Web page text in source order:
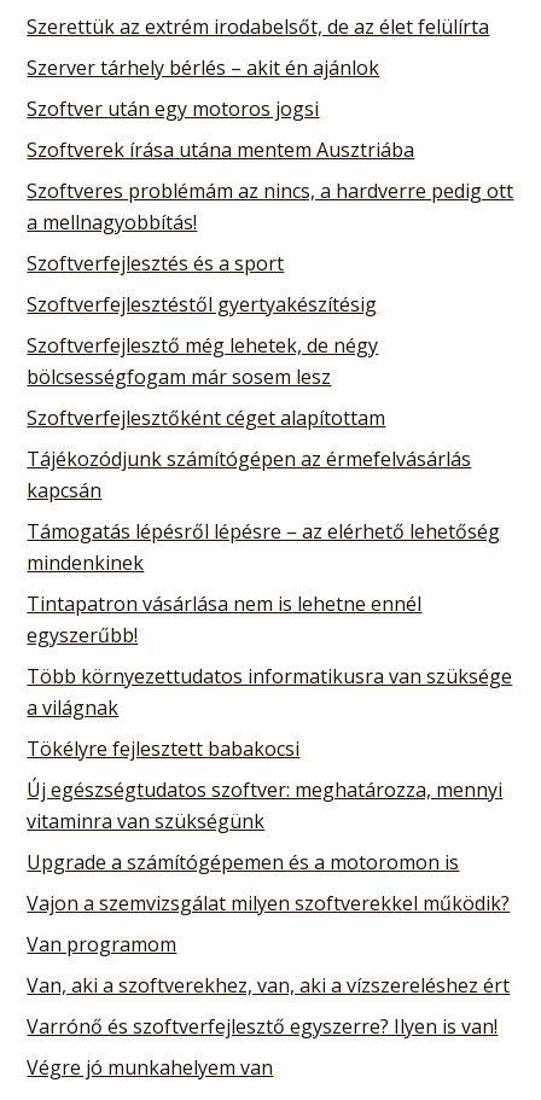
Szerettük az extrém irodabelsőt, de az élet felülírta
Szerver tárhely bérlés – akit én ajánlok
Szoftver után egy motoros jogsi
Szoftverek írása utána mentem Ausztriába
Szoftveres problémám az nincs, a hardverre pedig ott
a mellnagyobbítás!
Szoftverfejlesztés és a sport
Szoftverfejlesztéstől gyertyakészítésig
Szoftverfejlesztő még lehetek, de négy
bölcsességfogam már sosem lesz
Szoftverfejlesztőként céget alapítottam
Tájékozódjunk számítógépen az érmefelvásárlás
kapcsán
Támogatás lépésről lépésre – az elérhető lehetőség
mindenkinek
Tintapatron vásárlása nem is lehetne ennél
egyszerűbb!
Több környezettudatos informatikusra van szüksége
a világnak
Tökélyre fejlesztett babakocsi
Új egészségtudatos szoftver: meghatározza, mennyi
vitaminra van szükségünk
Upgrade a számítógépemen és a motoromon is
Vajon a szemvizsgálat milyen szoftverekkel működik?
Van programom
Van, aki a szoftverekhez, van, aki a vízszereléshez ért
Varrónő és szoftverfejlesztő egyszerre? Ilyen is van!
Végre jó munkahelyem van